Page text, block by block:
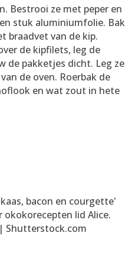
Bestrooi ze met peper en
stuk aluminiumfolie. Bak
braadvet van de kip.
de kipfilets, leg de
de pakketjes dicht. Leg ze
de oven. Roerbak de
en wat zout in hete
bacon en courgette'
okokorecepten lid Alice.
Shutterstock.com